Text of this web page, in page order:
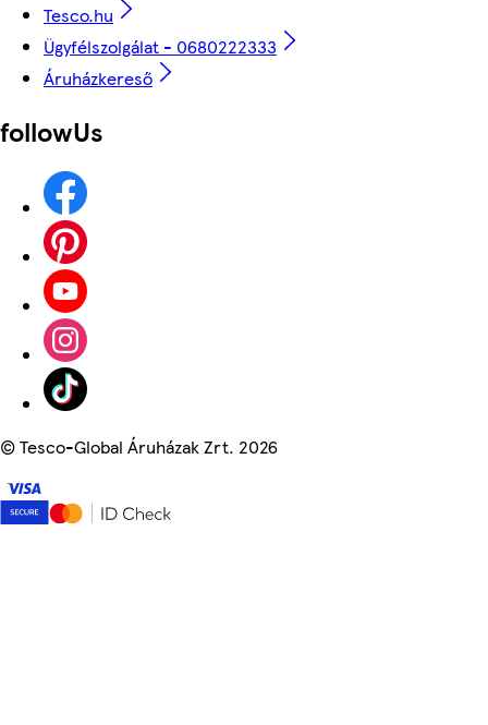
Tesco.hu
Ügyfélszolgálat - 0680222333
Áruházkereső
followUs
©Tesco-Global Áruházak Zrt. 2026